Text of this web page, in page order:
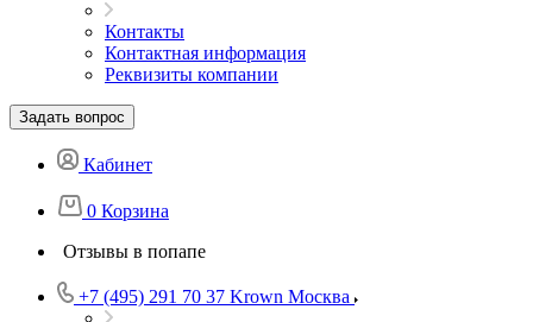
Контакты
Контактная информация
Реквизиты компании
Задать вопрос
Кабинет
0 Корзина
Отзывы в попапе
+7 (495) 291 70 37 Krown Москва